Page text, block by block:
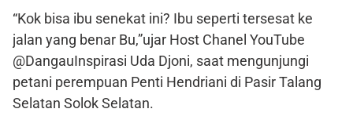
“Kok bisa ibu senekat ini? Ibu seperti tersesat ke
jalan yang benar Bu,”ujar Host Chanel YouTube
@DangauInspirasi Uda Djoni, saat mengunjungi
petani perempuan Penti Hendriani di Pasir Talang
Selatan Solok Selatan.